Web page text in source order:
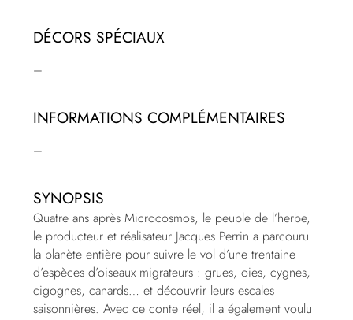
DÉCORS SPÉCIAUX
–
INFORMATIONS COMPLÉMENTAIRES
–
SYNOPSIS
Quatre ans après Microcosmos, le peuple de l’herbe,
le producteur et réalisateur Jacques Perrin a parcouru
la planète entière pour suivre le vol d’une trentaine
d’espèces d’oiseaux migrateurs : grues, oies, cygnes,
cigognes, canards… et découvrir leurs escales
saisonnières. Avec ce conte réel, il a également voulu